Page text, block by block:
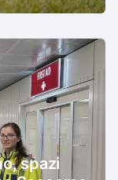
spazi